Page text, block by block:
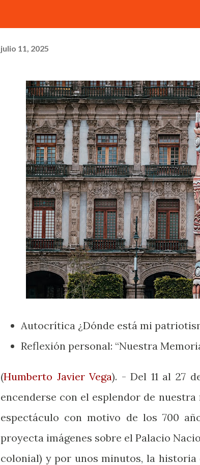
julio 11, 2025
Autocrítica ¿Dónde está mi
Reflexión personal: “Nuestra
(Humberto Javier Vega). - Del 11 al 27
encenderse con el esplendor de
espectáculo con motivo de los 700
proyecta imágenes sobre el Palacio
colonial) y por unos minutos, la